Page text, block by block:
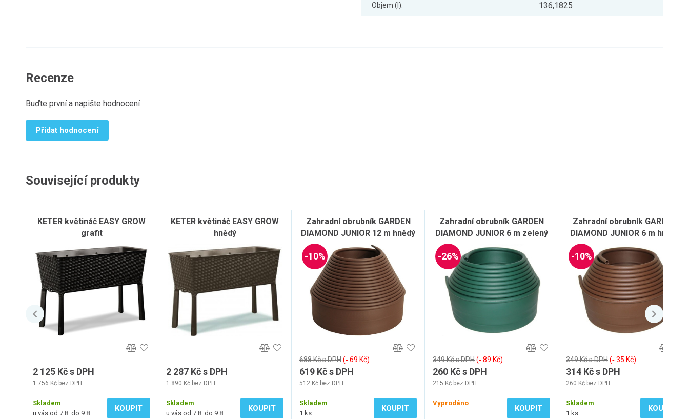
Objem (l): 136,1825
Recenze
Buďte první a napište hodnocení
Přidat hodnocení
Související produkty
KETER květináč EASY GROW
grafit
2 125 Kč s DPH
1 756 Kč bez DPH
Skladem
u vás od 7.8. do 9.8.
KOUPIT
KETER květináč EASY GROW
hnědý
2 287 Kč s DPH
1 890 Kč bez DPH
Skladem
u vás od 7.8. do 9.8.
KOUPIT
Zahradní obrubník GARDEN
DIAMOND JUNIOR 12 m hnědý
-10%
688 Kč s DPH(‐ 69 Kč)
619 Kč s DPH
512 Kč bez DPH
Skladem
1 ks
KOUPIT
Zahradní obrubník GARDEN
DIAMOND JUNIOR 6 m zelený
-26%
349 Kč s DPH(‐ 89 Kč)
260 Kč s DPH
215 Kč bez DPH
Vyprodáno
KOUPIT
Zahradní obrubník GARDEN
DIAMOND JUNIOR 6 m hnědý
-10%
349 Kč s DPH(‐ 35 Kč)
314 Kč s DPH
260 Kč bez DPH
Skladem
1 ks
KOUPIT